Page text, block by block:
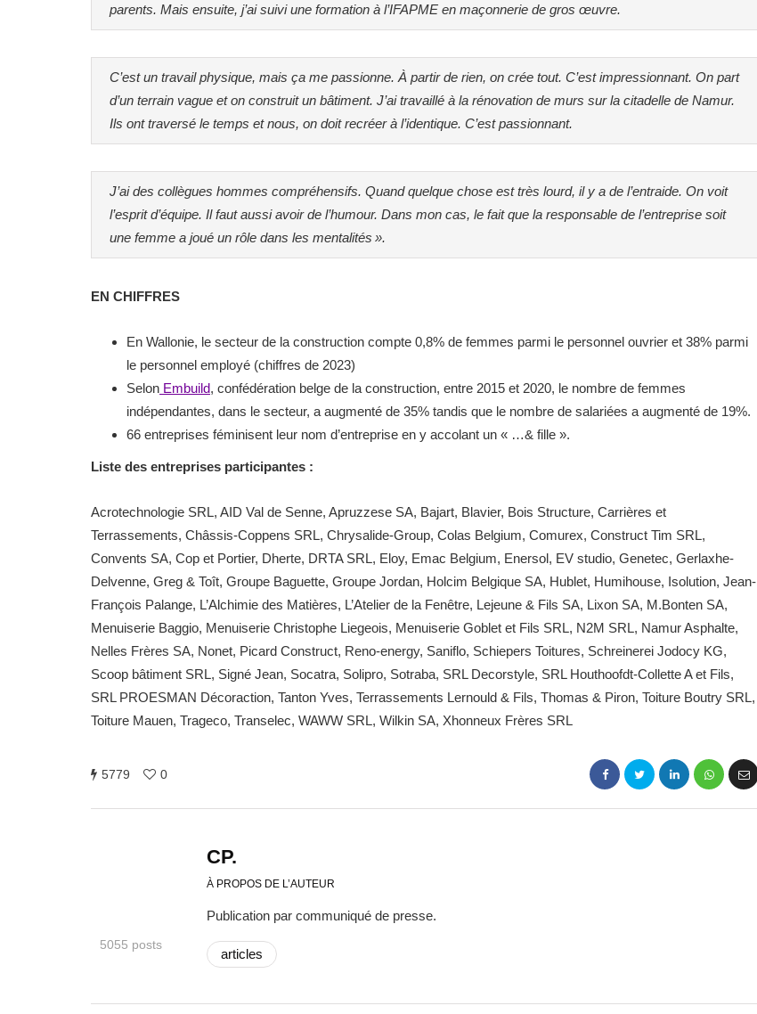
parents. Mais ensuite, j’ai suivi une formation à l’IFAPME en maçonnerie de gros œuvre.
C’est un travail physique, mais ça me passionne. À partir de rien, on crée tout. C’est impressionnant. On part
d’un terrain vague et on construit un bâtiment. J’ai travaillé à la rénovation de murs sur la citadelle de Namur.
Ils ont traversé le temps et nous, on doit recréer à l’identique. C’est passionnant.
J’ai des collègues hommes compréhensifs. Quand quelque chose est très lourd, il y a de l’entraide. On voit
l’esprit d’équipe. Il faut aussi avoir de l’humour. Dans mon cas, le fait que la responsable de l’entreprise soit
une femme a joué un rôle dans les mentalités ».
EN CHIFFRES
En Wallonie, le secteur de la construction compte 0,8% de femmes parmi le personnel ouvrier et 38% parmi
le personnel employé (chiffres de 2023)
Selon Embuild, confédération belge de la construction, entre 2015 et 2020, le nombre de femmes
indépendantes, dans le secteur, a augmenté de 35% tandis que le nombre de salariées a augmenté de 19%.
66 entreprises féminisent leur nom d’entreprise en y accolant un « …& fille ».
Liste des entreprises participantes :
Acrotechnologie SRL, AID Val de Senne, Apruzzese SA, Bajart, Blavier, Bois Structure, Carrières et
Terrassements, Châssis-Coppens SRL, Chrysalide-Group, Colas Belgium, Comurex, Construct Tim SRL,
Convents SA, Cop et Portier, Dherte, DRTA SRL, Eloy, Emac Belgium, Enersol, EV studio, Genetec, Gerlaxhe-
Delvenne, Greg & Toît, Groupe Baguette, Groupe Jordan, Holcim Belgique SA, Hublet, Humihouse, Isolution, Jean-
François Palange, L’Alchimie des Matières, L’Atelier de la Fenêtre, Lejeune & Fils SA, Lixon SA, M.Bonten SA,
Menuiserie Baggio, Menuiserie Christophe Liegeois, Menuiserie Goblet et Fils SRL, N2M SRL, Namur Asphalte,
Nelles Frères SA, Nonet, Picard Construct, Reno-energy, Saniflo, Schiepers Toitures, Schreinerei Jodocy KG,
Scoop bâtiment SRL, Signé Jean, Socatra, Solipro, Sotraba, SRL Decorstyle, SRL Houthoofdt-Collette A et Fils,
SRL PROESMAN Décoraction, Tanton Yves, Terrassements Lernould & Fils, Thomas & Piron, Toiture Boutry SRL,
Toiture Mauen, Trageco, Transelec, WAWW SRL, Wilkin SA, Xhonneux Frères SRL ​ ​
5779 0
5055 posts
CP.
À PROPOS DE L’AUTEUR
Publication par communiqué de presse.
articles